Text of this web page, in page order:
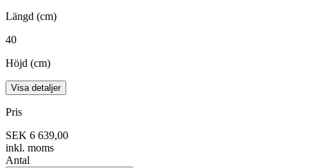
Längd (cm)
40
Höjd (cm)
Visa detaljer
Pris
SEK 6 639,00
inkl. moms
Antal